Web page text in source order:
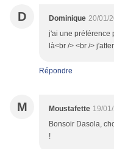
D Dominique 20/01/
j'ai une préférence
là<br /> <br />
Répondre
M Moustafette 19/
Bonsoir Dasola,
!